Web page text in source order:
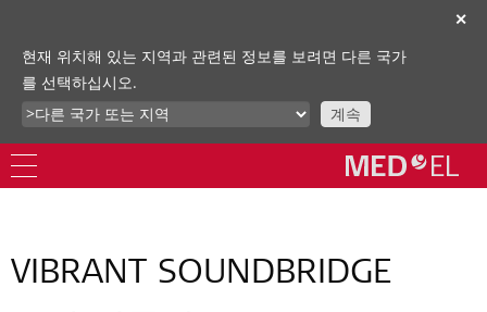
✕
현재 위치해 있는 지역과 관련된 정보를 보려면 다른 국가
를 선택하십시오.
계속
VIBRANT SOUNDBRIDGE